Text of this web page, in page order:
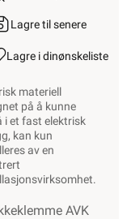
Lagre til senere
Lagre i dinønskeliste
materiell
på å kunne
i et fast elektrisk
kan kun
av en
.
AVK